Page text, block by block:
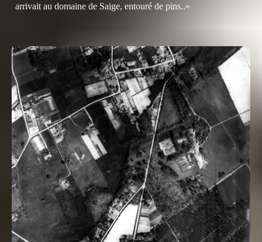
arrivait au domaine de Saige, entouré de pins..»